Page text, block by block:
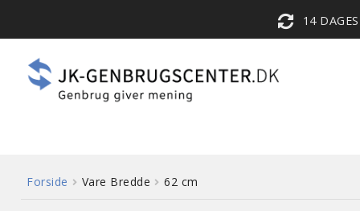
14
Forside Vare Bredde 62 cm